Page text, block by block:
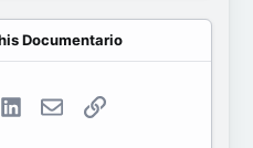
Documentario
LinkedInE-mailLink